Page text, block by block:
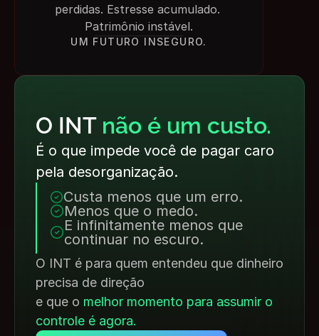
perdidas. Estresse acumulado.
Patrimônio instável.
UM FUTURO INSEGURO.
O INT não é um custo.
É o que impede você de pagar caro
pela desorganização.
Custa menos que um erro.
Menos que o medo.
E infinitamente menos que
continuar no escuro.
O INT é para quem entendeu que dinheiro
precisa de direção
e que o melhor momento para assumir o
controle é agora.